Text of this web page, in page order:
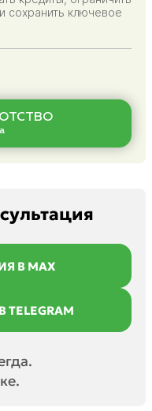
сохранить ключевое
В MAX